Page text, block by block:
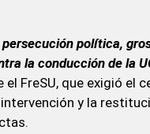
persecución política,
la conducción de la
FreSU, que exigió el
y la